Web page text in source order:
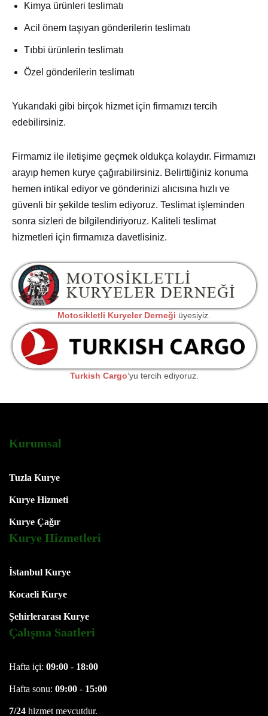
Kimya ürünleri teslimatı
Acil önem taşıyan gönderilerin teslimatı
Tıbbi ürünlerin teslimatı
Özel gönderilerin teslimatı
Yukarıdaki gibi birçok hizmet için firmamızı tercih
edebilirsiniz.
Firmamız ile iletişime geçmek oldukça kolaydır. Firmamızı
arayıp hemen kurye çağırabilirsiniz. Belirttiğiniz konuma
hemen intikal ediyor ve gönderinizi alıcısına hızlı ve
güvenli bir şekilde teslim ediyoruz. Teslimat işleminden
sonra sizleri de bilgilendiriyoruz. Kaliteli teslimat
hizmetleri için firmamıza davetlisiniz.
Motosikletli Kuryeler Derneği üyesiyiz.
Turkish Cargo‘yu tercih ediyoruz.
Kurumsal
Tuzla Kurye
Kurye Hizmeti
Kurye Çağır
Kurye Hizmetleri
İstanbul Kurye
Kocaeli Kurye
Şehirlerarası Kurye
Çalışma Saatleri
Hafta içi: 09:00 - 18:00
Hafta sonu: 09:00 - 15:00
7/24 hizmet mevcutdur.